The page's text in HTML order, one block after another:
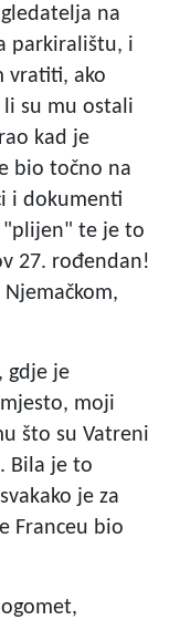
na
parkiralištu, i
vratiti, ako
su mu ostali
kad je
bio točno na
i dokumenti
te je to
27. rođendan!
gdje je
moji
što su Vatreni
Bila je to
je za
Franceu bio